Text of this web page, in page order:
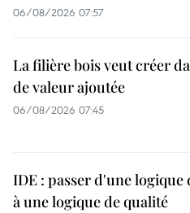
06/08/2026 07:57
La filière bois veut créer
de valeur ajoutée
06/08/2026 07:45
IDE : passer d'une logique
à une logique de qualité